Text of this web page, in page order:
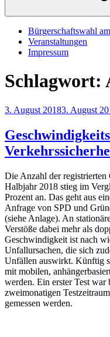
Bürgerschaftswahl
Veranstaltungen
Impressum
Schlagwort:
Veröffentlicht
3. August 20183. August
Die Anzahl der registrierten
Halbjahr 2018 stieg im
Prozent an. Das geht aus
Anfrage von SPD und
(siehe Anlage). An
Verstöße dabei mehr als
Geschwindigkeit ist nach
Unfallursachen, die sich
Unfällen auswirkt. Künftig
mit mobilen,
werden. Ein erster Test
zweimonatigen
gemessen werden.